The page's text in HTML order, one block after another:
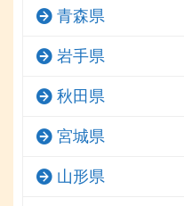
青森県
岩手県
秋田県
宮城県
山形県